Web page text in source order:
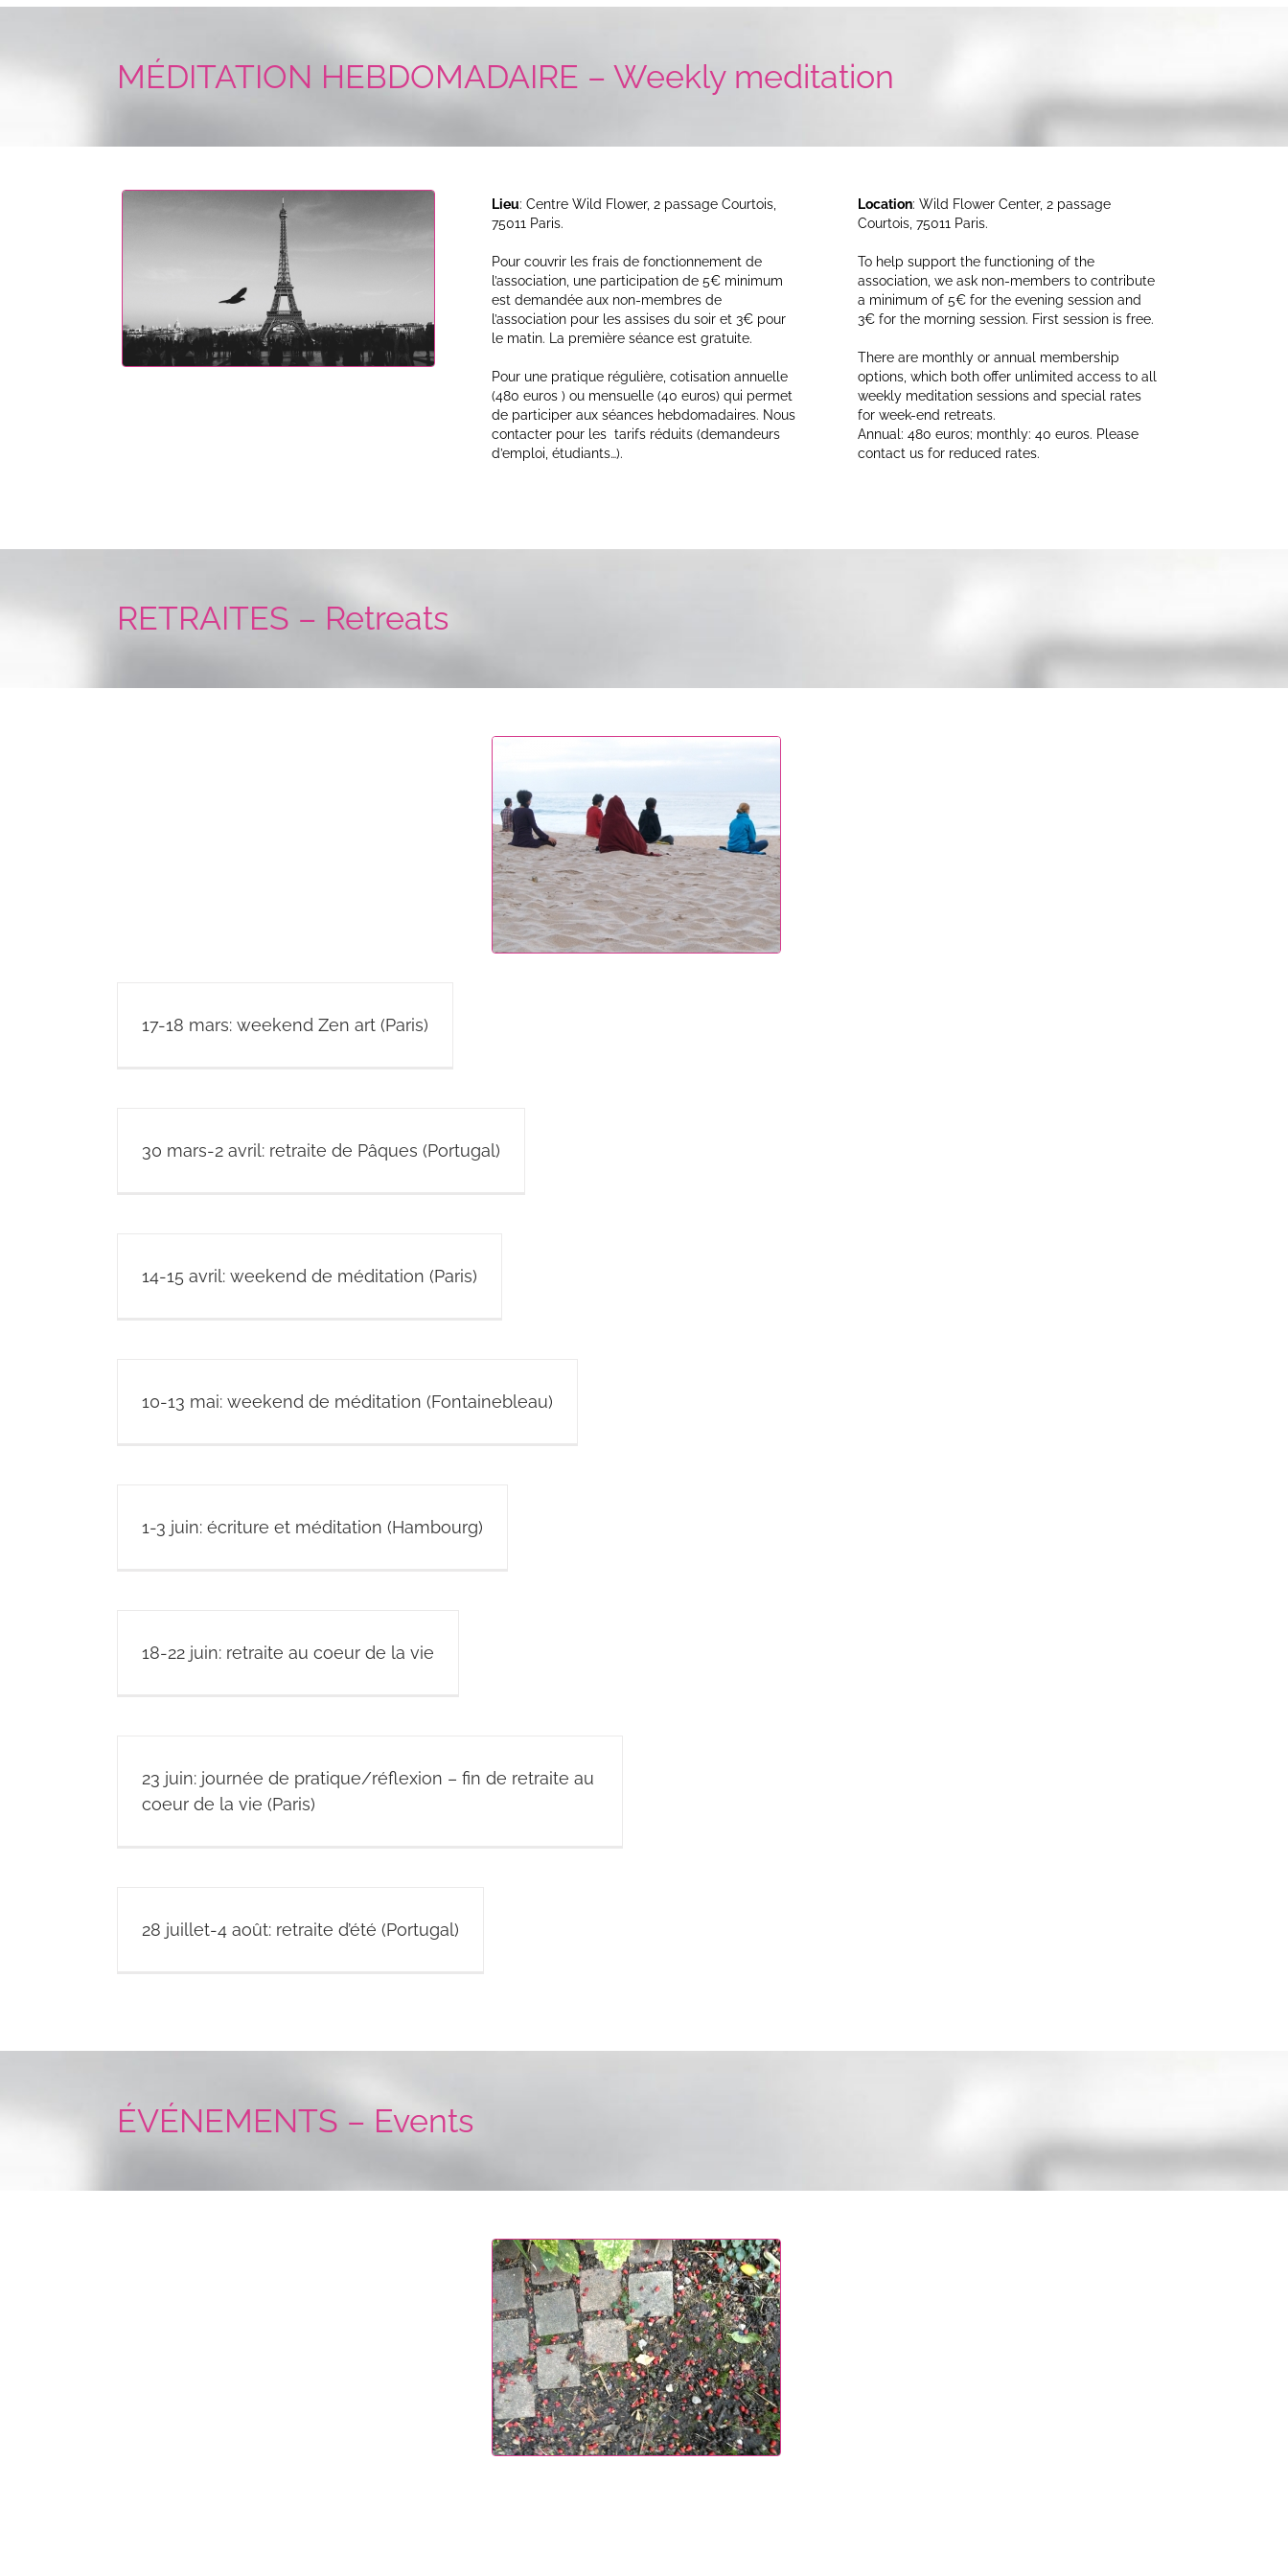
MÉDITATION HEBDOMADAIRE – Weekly meditation
Lieu: Centre Wild Flower, 2 passage Courtois,
75011 Paris.
Pour couvrir les frais de fonctionnement de
l’association, une participation de 5€ minimum
est demandée aux non-membres de
l’association pour les assises du soir et 3€ pour
le matin. La première séance est gratuite.
Pour une pratique régulière, cotisation annuelle
(480 euros ) ou mensuelle (40 euros) qui permet
de participer aux séances hebdomadaires. Nous
contacter pour les tarifs réduits (demandeurs
d’emploi, étudiants…).
Location: Wild Flower Center, 2 passage
Courtois, 75011 Paris.
To help support the functioning of the
association, we ask non-members to contribute
a minimum of 5€ for the evening session and
3€ for the morning session. First session is free.
There are monthly or annual membership
options, which both offer unlimited access to all
weekly meditation sessions and special rates
for week-end retreats.
Annual: 480 euros; monthly: 40 euros. Please
contact us for reduced rates.
RETRAITES – Retreats
17-18 mars: weekend Zen art (Paris)
30 mars-2 avril: retraite de Pâques (Portugal)
14-15 avril: weekend de méditation (Paris)
10-13 mai: weekend de méditation (Fontainebleau)
1-3 juin: écriture et méditation (Hambourg)
18-22 juin: retraite au coeur de la vie
23 juin: journée de pratique/réflexion – fin de retraite au
coeur de la vie (Paris)
28 juillet-4 août: retraite d’été (Portugal)
ÉVÉNEMENTS – Events